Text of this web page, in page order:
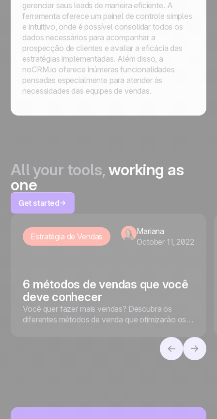
gerenciar seus leads de maneira eficiente. A
ferramenta oferece um painel de controle simples
e intuitivo, onde é possível consolidar todos os
dados necessários para acompanhar a
prospecção de clientes e avaliar a eficácia das
estratégias implementadas. Além disso, a
noCRM.io oferece inúmeras funcionalidades
pensadas especialmente para atender às
necessidades das equipes de vendas.
All your tools,working as
one
Get started
Estratégia de Vendas
Mariana
October 11, 2022
6 métodos de vendas que você
deve conhecer
Você quer fazer mais vendas? Descubra os
diferentes métodos de venda que otimizarão os